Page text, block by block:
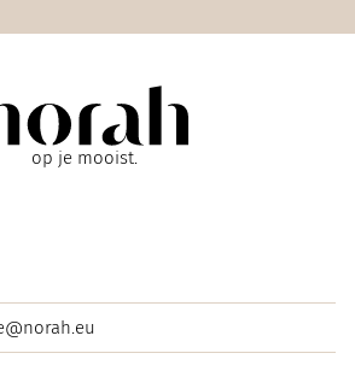
op je mooist.